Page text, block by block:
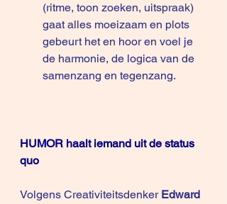
(ritme, toon zoeken, uitspraak)
gaat alles moeizaam en plots
gebeurt het en hoor en voel je
de harmonie, de logica van de
samenzang en tegenzang.
HUMOR haalt iemand uit de status
quo
Volgens Creativiteitsdenker Edward